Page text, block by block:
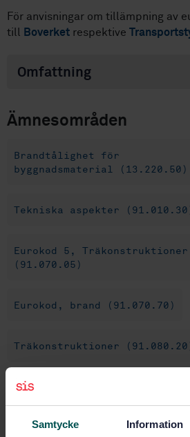
Samtycke Information
För anvisningar om tillämpning av
till Boverket respektive
Omfattning
Ämnesområden
Brandtålighet för
byggnadsmaterial (13.220.50)
Tekniska aspekter
Eurokod 5, Träkonstruktioner
(91.070.05)
Eurokod, brand (91.070.70)
Träkonstruktioner
STANDARD